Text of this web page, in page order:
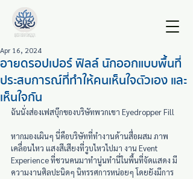
อายดรอปเปอร์ ฟิลล์ นักออกแบบพื้นที่
ประสบการณ์ที่ทำให้คนเห็นใจตัวเอง และ
เห็นใจกัน
Apr 16, 2024
ฉันนั่งส่องเฟสบุ๊กของบริษัทพวกเขา Eyedropper Fill
หากมองเผินๆ นี่คือบริษัทที่ทำงานด้านสื่อผสม ภาพ
เคลื่อนไหว แสงสีเสียงที่วูบไหวไปมา งาน Event
Experience ที่ชวนคนมาทำนู่นทำนี่ในพื้นที่จัดแสดง มี
ความงานศิลปะนิดๆ นิทรรศการหน่อยๆ โดยยังมีการ